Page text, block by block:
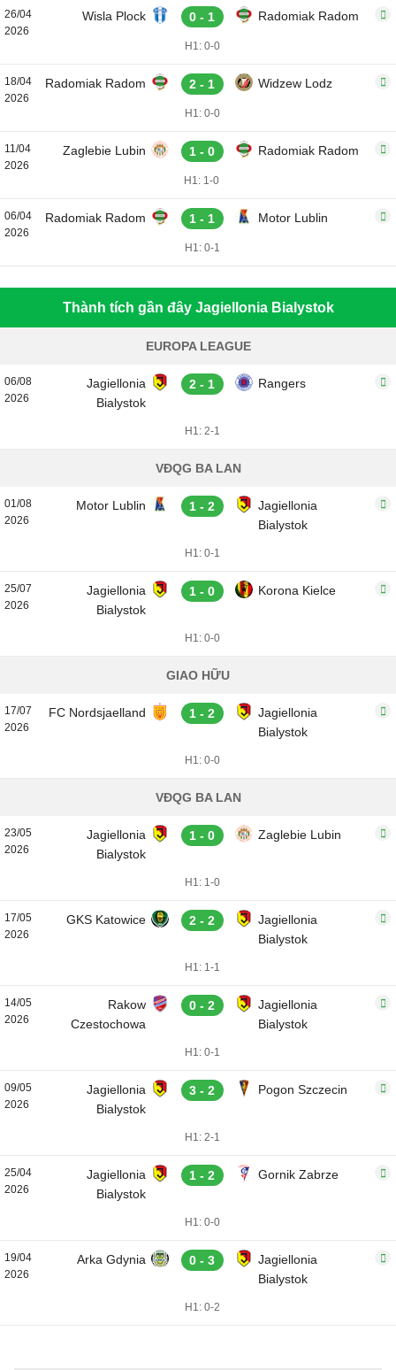
26/04
2026
Wisla Plock 0 - 1 Radomiak Radom
H1: 0-0
18/04
2026
Radomiak Radom 2 - 1 Widzew Lodz
H1: 0-0
11/04
2026
Zaglebie Lubin 1 - 0 Radomiak Radom
H1: 1-0
06/04
2026
Radomiak Radom 1 - 1 Motor Lublin
H1: 0-1
Thành tích gần đây Jagiellonia Bialystok
EUROPA LEAGUE
06/08
2026
Jagiellonia
Bialystok
2 - 1 Rangers
H1: 2-1
VĐQG BA LAN
01/08
2026
Motor Lublin 1 - 2
Jagiellonia
Bialystok
H1: 0-1
25/07
2026
Jagiellonia
Bialystok
1 - 0 Korona Kielce
H1: 0-0
GIAO HỮU
17/07
2026
FC Nordsjaelland 1 - 2
Jagiellonia
Bialystok
H1: 0-0
VĐQG BA LAN
23/05
2026
Jagiellonia
Bialystok
1 - 0 Zaglebie Lubin
H1: 1-0
17/05
2026
GKS Katowice 2 - 2
Jagiellonia
Bialystok
H1: 1-1
14/05
2026
Rakow
Czestochowa
0 - 2
Jagiellonia
Bialystok
H1: 0-1
09/05
2026
Jagiellonia
Bialystok
3 - 2 Pogon Szczecin
H1: 2-1
25/04
2026
Jagiellonia
Bialystok
1 - 2 Gornik Zabrze
H1: 0-0
19/04
2026
Arka Gdynia 0 - 3
Jagiellonia
Bialystok
H1: 0-2